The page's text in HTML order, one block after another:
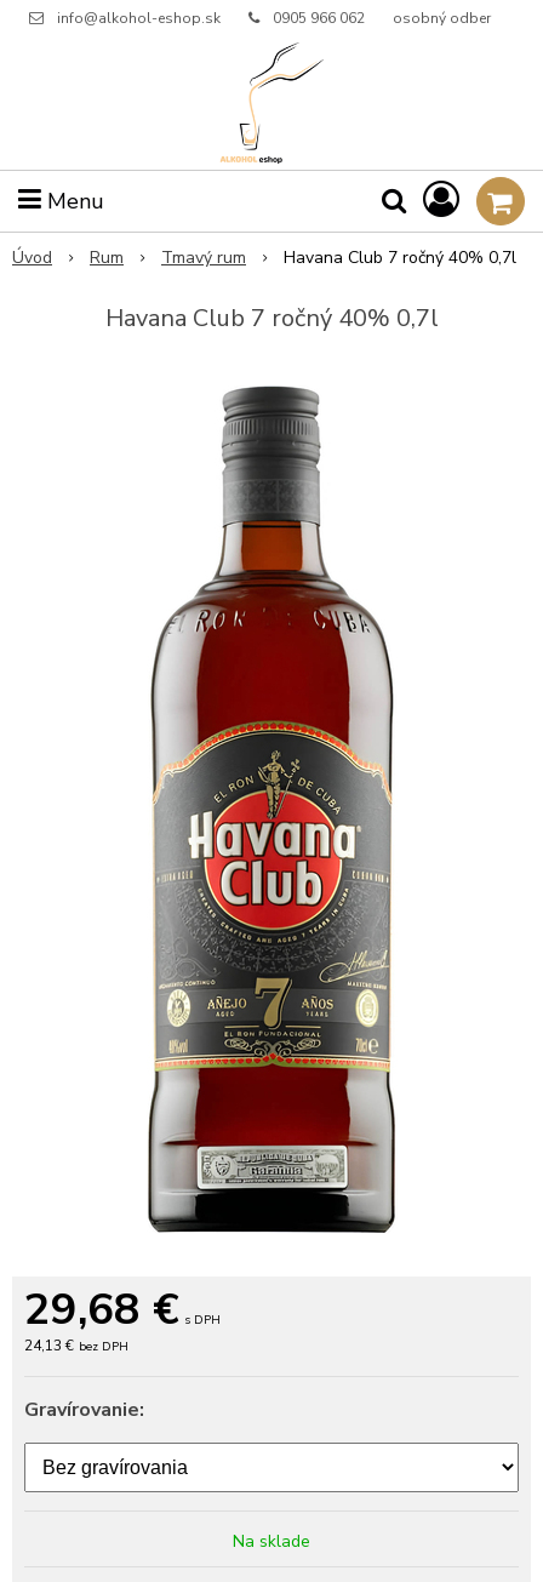
info@alkohol-eshop.sk 0905 966 062 osobný odber
Menu
Úvod Rum Tmavý rum Havana Club 7 ročný 40% 0,7l
Havana Club 7 ročný 40% 0,7l
29,68 € s DPH
24,13 € bez DPH
Gravírovanie:
Na sklade